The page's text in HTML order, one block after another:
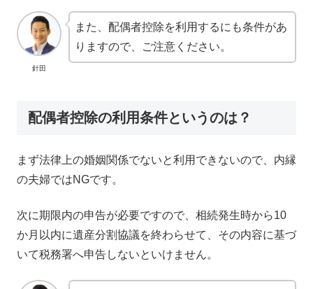
針田
また、配偶者控除を利用するにも条件があ
りますので、ご注意ください。
配偶者控除の利用条件というのは？
まず法律上の婚姻関係でないと利用できないので、内縁
の夫婦ではNGです。
次に期限内の申告が必要ですので、相続発生時から10
か月以内に遺産分割協議を終わらせて、その内容に基づ
いて税務署へ申告しないといけません。